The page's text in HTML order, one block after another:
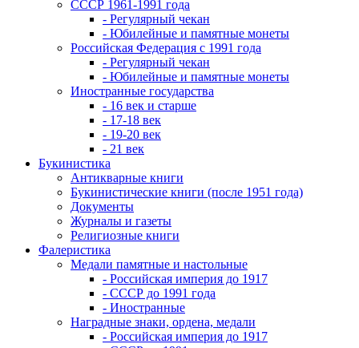
СССР 1961-1991 года
- Регулярный чекан
- Юбилейные и памятные монеты
Российская Федерация с 1991 года
- Регулярный чекан
- Юбилейные и памятные монеты
Иностранные государства
- 16 век и старше
- 17-18 век
- 19-20 век
- 21 век
Букинистика
Антикварные книги
Букинистические книги (после 1951 года)
Документы
Журналы и газеты
Религиозные книги
Фалеристика
Медали памятные и настольные
- Российская империя до 1917
- СССР до 1991 года
- Иностранные
Наградные знаки, ордена, медали
- Российская империя до 1917